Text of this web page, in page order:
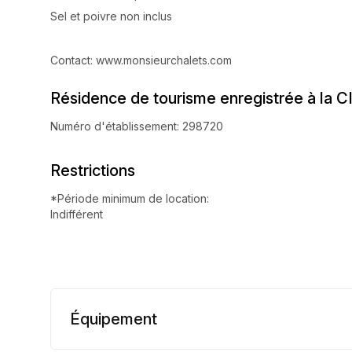
Sel et poivre non inclus
Contact: www.monsieurchalets.com
Résidence de tourisme enregistrée à la
Numéro d'établissement: 298720
Restrictions
*Période minimum de location:
Indifférent
Équipement